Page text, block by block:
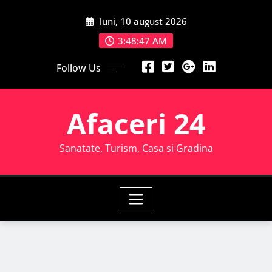
luni, 10 august 2026
3:48:49 AM
Follow Us
Afaceri 24
Sanatate, Turism, Casa si Gradina